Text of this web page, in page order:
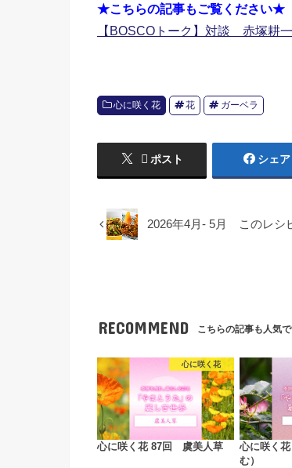
★こちらの記事もご覧ください★
【BOSCOトーク】対談 赤塚耕
心に咲く花 花 ガーベラ
ポスト シェア
2026年4月- 5月 このレシ
RECOMMEND こちらの記事も人気で
心に咲く花
心に咲く花 87回 虞美人草
心に咲く
む）